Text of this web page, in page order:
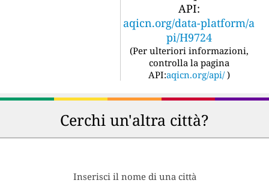
API:
aqicn.org/data-platform/a
pi/H9724
(Per ulteriori informazioni,
controlla la pagina
API:aqicn.org/api/ )
Cerchi un'altra città?
Inserisci il nome di una città